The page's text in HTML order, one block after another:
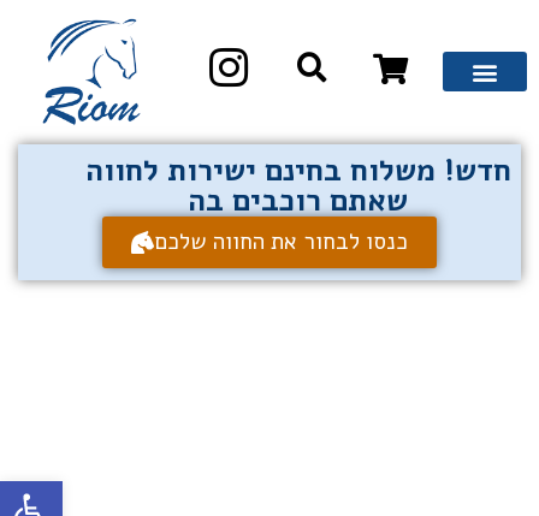
פתח
חדש! משלוח בחינם ישירות לחווה
שאתם רוכבים בה
כנסו לבחור את החווה שלכם